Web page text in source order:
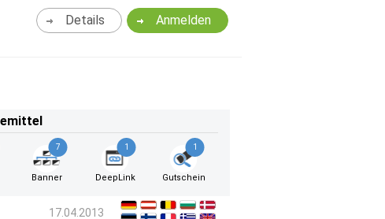
Anmelden
Details
7
Banner
1
DeepLink
1
Gutschein
17.04.2013